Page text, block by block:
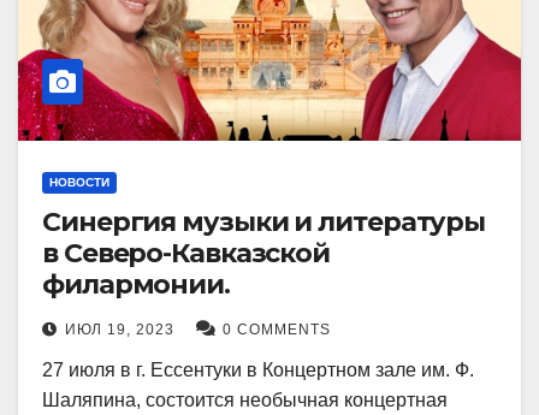
НОВОСТИ
Синергия музыки и литературы
в Северо-Кавказской
филармонии.
ИЮЛ 19, 2023 0 COMMENTS
27 июля в г. Ессентуки в Концертном зале им. Ф.
Шаляпина, состоится необычная концертная